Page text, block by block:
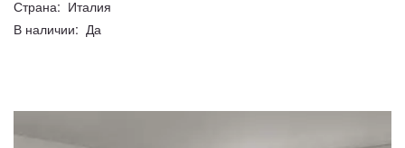
Страна: Италия
В наличии: Да